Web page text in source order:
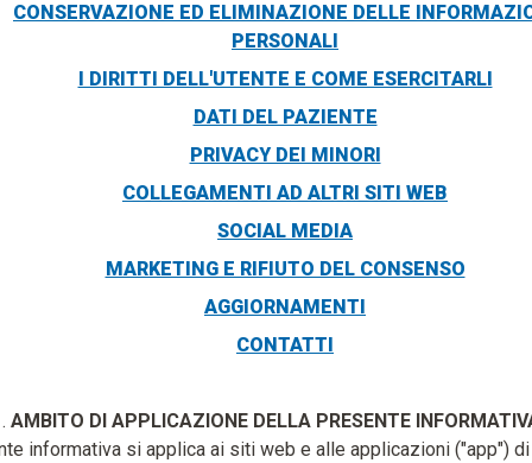
CONSERVAZIONE ED ELIMINAZIONE DELLE
PERSONALI
I DIRITTI DELL'UTENTE E COME ESERCITARLI
DATI DEL PAZIENTE
PRIVACY DEI MINORI
COLLEGAMENTI AD ALTRI SITI WEB
SOCIAL MEDIA
MARKETING E RIFIUTO DEL CONSENSO
AGGIORNAMENTI
CONTATTI
AMBITO DI APPLICAZIONE DELLA PRESENTE
informativa si applica ai siti web e alle applicazioni ("app")